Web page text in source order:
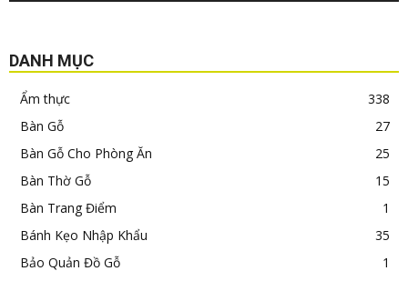
DANH MỤC
Ẩm thực
338
Bàn Gỗ
27
Bàn Gỗ Cho Phòng Ăn
25
Bàn Thờ Gỗ
15
Bàn Trang Điểm
1
Bánh Kẹo Nhập Khẩu
35
Bảo Quản Đồ Gỗ
1